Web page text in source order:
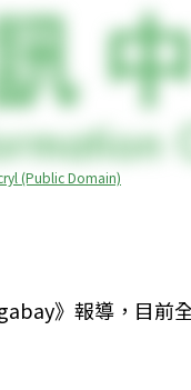
(Public Domain)
》報導，目前